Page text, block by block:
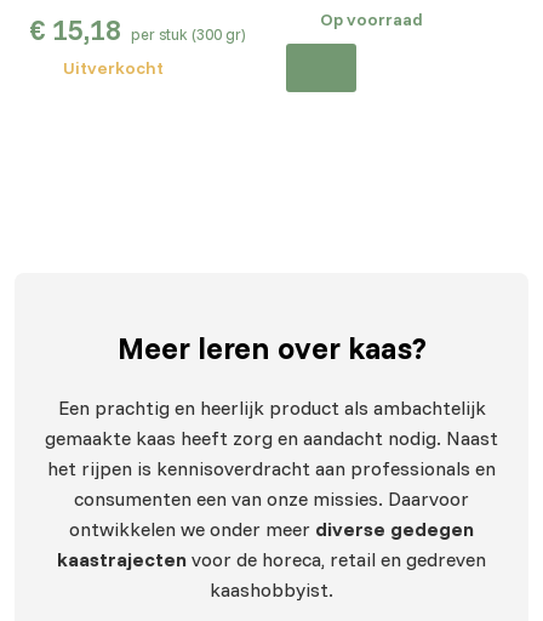
€ 15,18 per stuk (300 gr)
Uitverkocht
Op voorraad
Meer leren over kaas?
Een prachtig en heerlijk product als ambachtelijk
gemaakte kaas heeft zorg en aandacht nodig. Naast
het rijpen is kennisoverdracht aan professionals en
consumenten een van onze missies. Daarvoor
ontwikkelen we onder meer diverse gedegen
kaastrajecten voor de horeca, retail en gedreven
kaashobbyist.